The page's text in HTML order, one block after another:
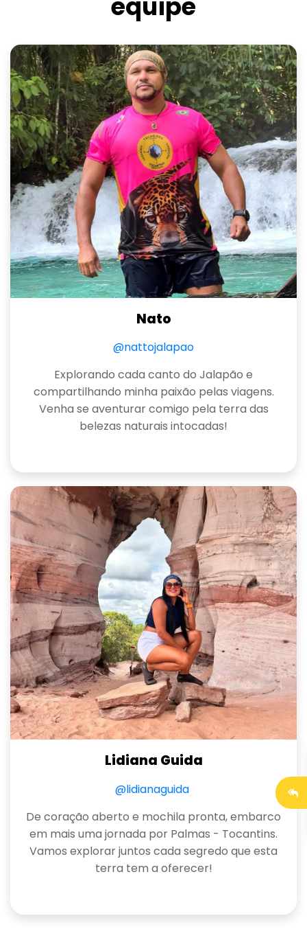
Nato
@nattojalapao
Explorando cada canto do Jalapão e
compartilhando minha paixão pelas viagens.
Venha se aventurar comigo pela terra das
belezas naturais intocadas!
Lidiana Guida
@lidianaguida
De coração aberto e mochila pronta, embarco
em mais uma jornada por Palmas - Tocantins.
Vamos explorar juntos cada segredo que esta
terra tem a oferecer!